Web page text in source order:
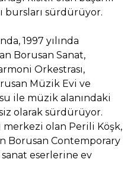
bursları sürdürüyor.
1997 yılında
Borusan Sanat,
Orkestrası,
Müzik Evi ve
ile müzik alanındaki
olarak sürdürüyor.
merkezi olan Perili Köşk,
Borusan Contemporary
sanat eserlerine ev